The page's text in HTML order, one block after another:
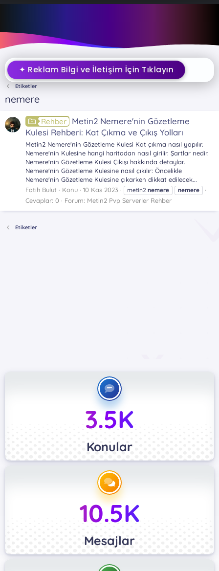
✦ Reklam Bilgi ve İletişim İçin Tıklayın
Etiketler
nemere
Rehber
Metin2 Nemere'nin Gözetleme
Kulesi Rehberi: Kat Çıkma ve Çıkış Yolları
Metin2 Nemere'nin Gözetleme Kulesi Kat çıkma nasıl yapılır.
Nemere'nin Kulesine hangi haritadan nasıl girilir. Şartlar nedir.
Nemere'nin Gözetleme Kulesi Çıkışı hakkında detaylar.
Nemere'nin Gözetleme Kulesine nasıl çıkılır: Öncelikle
Nemere'nin Gözetleme Kulesine çıkarken dikkat edilecek...
Fatih Bulut
Konu 10 Kas 2023 metin2 nemere nemere
Cevaplar: 0 Forum: Metin2 Pvp Serverler Rehber
Etiketler
3.5K
Konular
10.5K
Mesajlar